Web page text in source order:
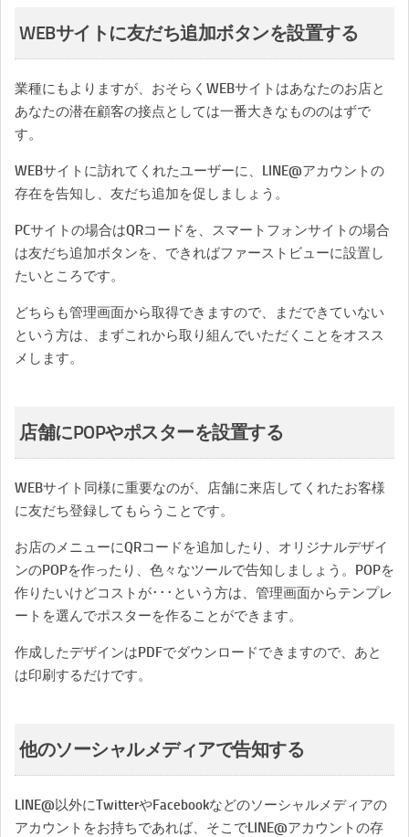
WEBサイトに友だち追加ボタンを設置する
業種にもよりますが、おそらくWEBサイトはあなたのお店と
あなたの潜在顧客の接点としては一番大きなもののはずで
す。
WEBサイトに訪れてくれたユーザーに、LINE@アカウントの
存在を告知し、友だち追加を促しましょう。
PCサイトの場合はQRコードを、スマートフォンサイトの場合
は友だち追加ボタンを、できればファーストビューに設置し
たいところです。
どちらも管理画面から取得できますので、まだできていない
という方は、まずこれから取り組んでいただくことをオスス
メします。
店舗にPOPやポスターを設置する
WEBサイト同様に重要なのが、店舗に来店してくれたお客様
に友だち登録してもらうことです。
お店のメニューにQRコードを追加したり、オリジナルデザイ
ンのPOPを作ったり、色々なツールで告知しましょう。POPを
作りたいけどコストが･･･という方は、管理画面からテンプレ
ートを選んでポスターを作ることができます。
作成したデザインはPDFでダウンロードできますので、あと
は印刷するだけです。
他のソーシャルメディアで告知する
LINE@以外にTwitterやFacebookなどのソーシャルメディアの
アカウントをお持ちであれば、そこでLINE@アカウントの存